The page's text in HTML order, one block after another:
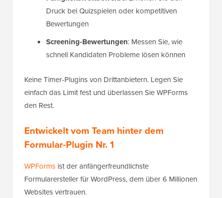
Druck bei Quizspielen oder kompetitiven
Bewertungen
Screening-Bewertungen: Messen Sie, wie
schnell Kandidaten Probleme lösen können
Keine Timer-Plugins von Drittanbietern. Legen Sie
einfach das Limit fest und überlassen Sie WPForms
den Rest.
Entwickelt vom Team hinter dem
Formular-Plugin Nr. 1
WPForms ist der anfängerfreundlichste
Formularersteller für WordPress, dem über 6 Millionen
Websites vertrauen.